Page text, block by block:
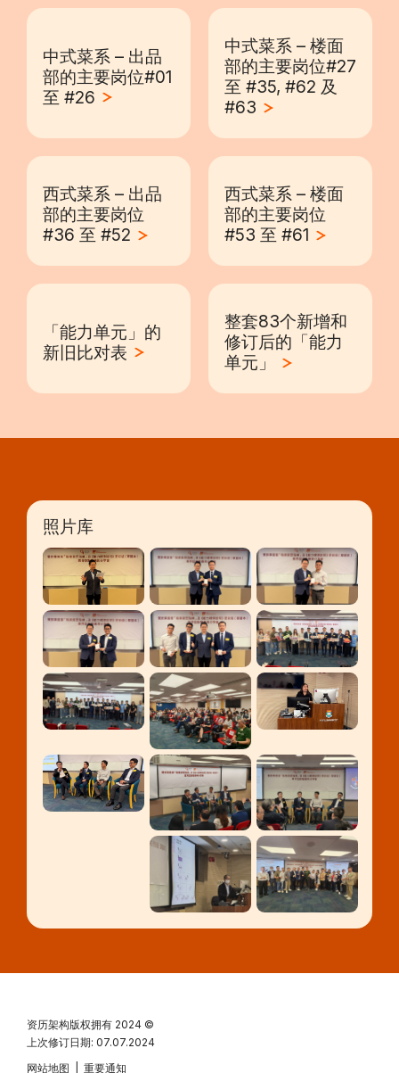
中式菜系 – 出品
部的主要岗位#01
至 #26
中式菜系 – 楼面
部的主要岗位#27
至 #35, #62 及
#63
西式菜系 – 出品
部的主要岗位
#36 至 #52
西式菜系 – 楼面
部的主要岗位
#53 至 #61
「能力单元」的
新旧比对表
整套83个新增和
修订后的「能力
单元」
照片库
资历架构版权拥有 2024 ©
上次修订日期: 07.07.2024
网站地图
重要通知